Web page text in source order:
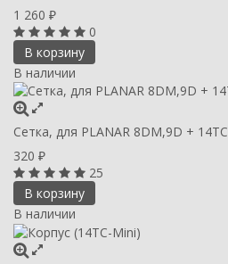
1 260 ₽
0
В корзину
В наличии
Сетка, для PLANAR 8DM,9D + 14ТС
320 ₽
25
В корзину
В наличии